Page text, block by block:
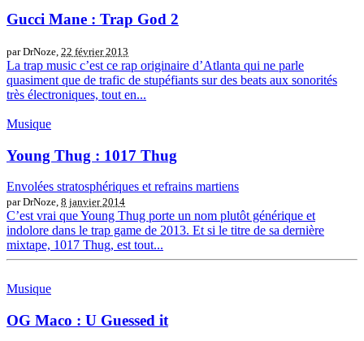
Gucci Mane : Trap God 2
par DrNoze, 22 février 2013
La trap music c’est ce rap originaire d’Atlanta qui ne parle
quasiment que de trafic de stupéfiants sur des beats aux sonorités
très électroniques, tout en...
Musique
Young Thug : 1017 Thug
Envolées stratosphériques et refrains martiens
par DrNoze, 8 janvier 2014
C’est vrai que Young Thug porte un nom plutôt générique et
indolore dans le trap game de 2013. Et si le titre de sa dernière
mixtape, 1017 Thug, est tout...
Musique
OG Maco : U Guessed it